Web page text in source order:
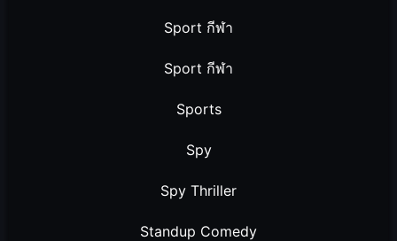
Sport กีฬา
Sport กีฬา
Sports
Spy
Spy Thriller
Standup Comedy